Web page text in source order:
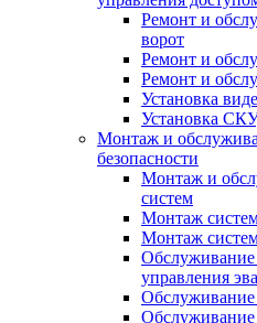
Ремонт и
ворот
Ремонт и
Ремонт и
Установка
Установка
Монтаж и
безопасности
Монтаж и
систем
Монтаж
Монтаж
Обслуживание
управления